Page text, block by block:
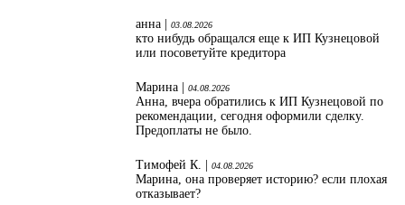
анна | 03.08.2026
кто нибудь обращался еще к ИП Кузнецовой
или посоветуйте кредитора
Марина | 04.08.2026
Анна, вчера обратились к ИП Кузнецовой по
рекомендации, сегодня оформили сделку.
Предоплаты не было.
Тимофей К. | 04.08.2026
Марина, она проверяет историю? если плохая
отказывает?